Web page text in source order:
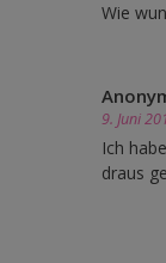
Wie
9. Juni
Ich
draus